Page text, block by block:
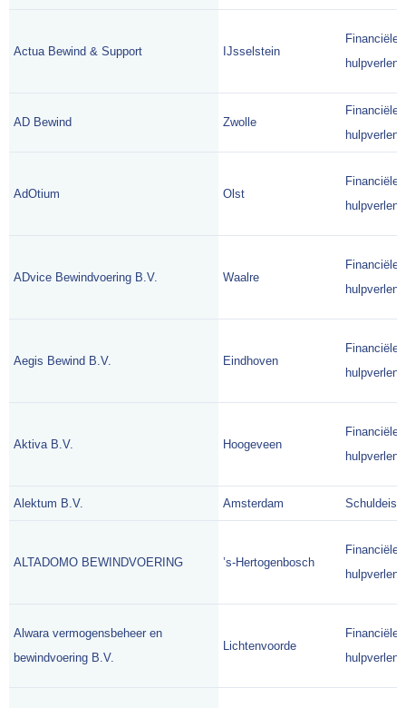
Actua Bewind & Support IJsselstein
Financiële
AD Bewind Zwolle
Financiële
AdOtium Olst
Financiële
ADvice Bewindvoering B.V. Waalre
Financiële
Aegis Bewind B.V. Eindhoven
Financiële
Aktiva B.V. Hoogeveen
Financiële
Alektum B.V. Amsterdam Schuldeiser
ALTADOMO BEWINDVOERING ’s-Hertogenbosch
Financiële
Alwara vermogensbeheer en
bewindvoering B.V.
Lichtenvoorde
Financiële